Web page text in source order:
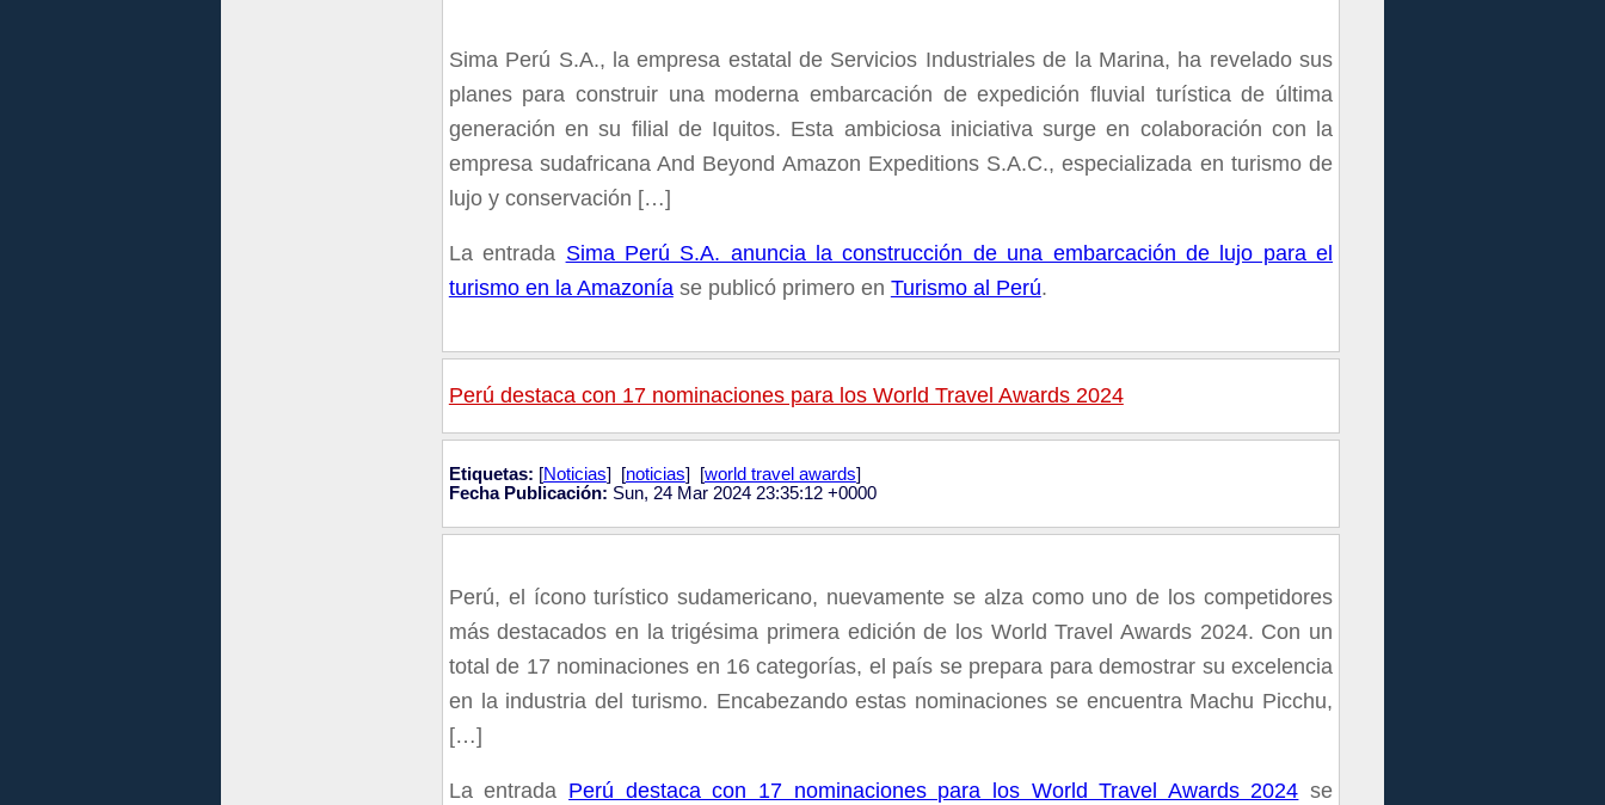
Sima Perú S.A., la empresa estatal de Servicios Industriales de la Marina, ha revelado sus
planes para construir una moderna embarcación de expedición fluvial turística de última
generación en su filial de Iquitos. Esta ambiciosa iniciativa surge en colaboración con la
empresa sudafricana And Beyond Amazon Expeditions S.A.C., especializada en turismo de
lujo y conservación […]
La entrada Sima Perú S.A. anuncia la construcción de una embarcación de lujo para el
turismo en la Amazoníase publicó primero en Turismo al Perú.
Perú destaca con 17 nominaciones para los World Travel Awards 2024
Etiquetas: [Noticias] [noticias] [world travel awards]
Fecha Publicación: Sun, 24 Mar 2024 23:35:12 +0000
Perú, el ícono turístico sudamericano, nuevamente se alza como uno de los competidores
más destacados en la trigésima primera edición de los World Travel Awards 2024. Con un
total de 17 nominaciones en 16 categorías, el país se prepara para demostrar su excelencia
en la industria del turismo. Encabezando estas nominaciones se encuentra Machu Picchu,
[…]
La entrada Perú destaca con 17 nominaciones para los World Travel Awards 2024 se